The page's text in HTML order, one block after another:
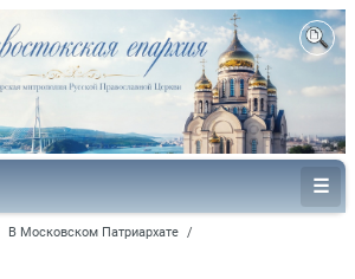
В Московском Патриархате /